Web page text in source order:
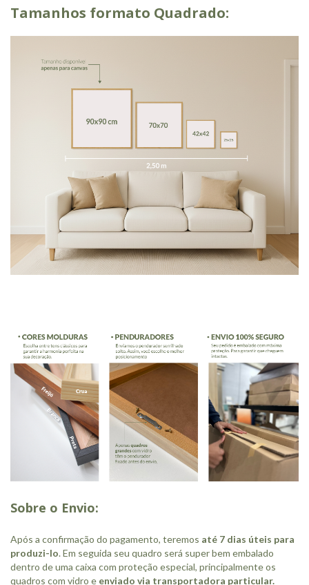
Tamanhos formato Quadrado:
Sobre o Envio:
Após a confirmação do pagamento, teremos até 7 dias úteis para
produzi-lo. Em seguida seu quadro será super bem embalado
dentro de uma caixa com proteção especial, principalmente os
quadros com vidro e enviado via transportadora particular.